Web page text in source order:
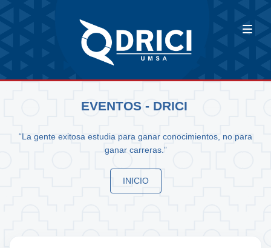
EVENTOS - DRICI
“La gente exitosa estudia para ganar conocimientos, no para
ganar carreras.”
INICIO